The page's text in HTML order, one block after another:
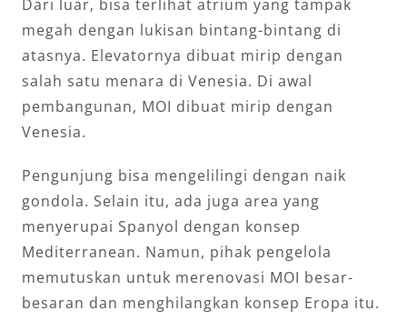
Dari luar, bisa terlihat atrium yang tampak
megah dengan lukisan bintang-bintang di
atasnya. Elevatornya dibuat mirip dengan
salah satu menara di Venesia. Di awal
pembangunan, MOI dibuat mirip dengan
Venesia.
Pengunjung bisa mengelilingi dengan naik
gondola. Selain itu, ada juga area yang
menyerupai Spanyol dengan konsep
Mediterranean. Namun, pihak pengelola
memutuskan untuk merenovasi MOI besar-
besaran dan menghilangkan konsep Eropa itu.